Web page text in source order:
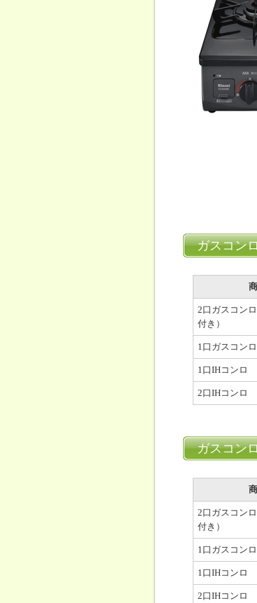
ガスコン
2口ガスコン
付き）
1口ガスコンロ
1口IHコンロ
2口IHコンロ
ガスコン
2口ガスコン
付き）
1口ガスコンロ
1口IHコンロ
2口IHコンロ